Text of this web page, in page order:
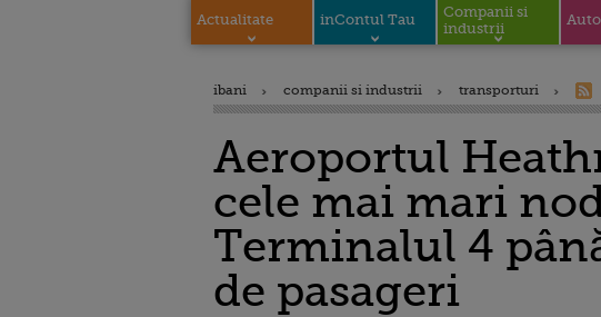
Actualitate inContul Tau
Companii si
industrii
Auto
ibani companii si industrii transporturi
Aeroportul
cele mai mari
Terminalul 4
de pasageri